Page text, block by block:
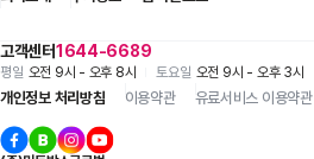
고객센터1644-6689
평일 오전 9시 - 오후 8시 토요일 오전 9시 - 오후 3시
개인정보 처리방침 이용약관 유료서비스 이용약관